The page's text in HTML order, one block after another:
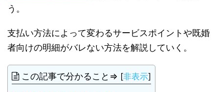
う。
支払い方法によって変わるサービスポイントや既婚
者向けの明細がバレない方法を解説していく。
この記事で分かること⇒ [非表示]